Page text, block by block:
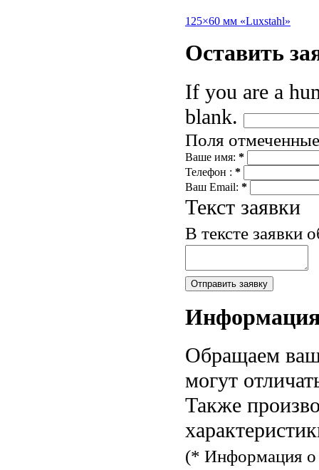
125×60 мм «Luxstahl»
Оставить
If you are a
blank.
Поля
Ваше имя: *
Телефон : *
Ваш Email: *
Текст заявки
В тексте заявки
Обращаем
могут
Также
(* Информация о